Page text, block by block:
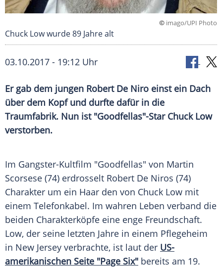
© imago/UPI Photo
Chuck Low wurde 89 Jahre alt
03.10.2017 - 19:12 Uhr
Er gab dem jungen Robert De Niro einst ein Dach
über dem Kopf und durfte dafür in die
Traumfabrik. Nun ist "Goodfellas"-Star Chuck Low
verstorben.
Im Gangster-Kultfilm "Goodfellas" von Martin
Scorsese (74) erdrosselt Robert De Niros (74)
Charakter um ein Haar den von Chuck Low mit
einem Telefonkabel. Im wahren Leben verband die
beiden Charakterköpfe eine enge Freundschaft.
Low, der seine letzten Jahre in einem Pflegeheim
in New Jersey verbrachte, ist laut der US-
amerikanischen Seite "Page Six" bereits am 19.